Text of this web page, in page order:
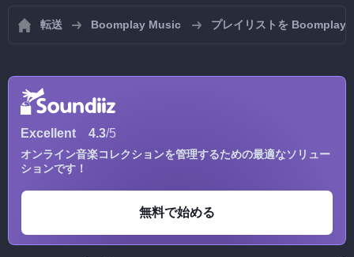
転送 Boomplay Music プレイリストを Boomplay
Excellent 4.3/5
オンライン音楽コレクションを管理するための最適なソリュー
ションです！
無料で始める